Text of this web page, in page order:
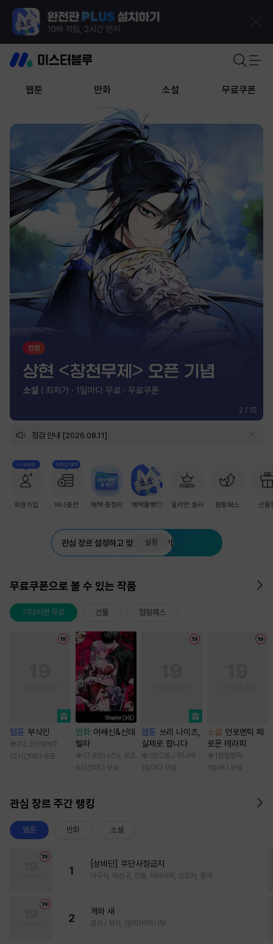
웹툰 만화 소설 무료쿠폰
2 / 15
점검 안내 [2026.08.11]
+1,000원
회원가입
첫충전 혜택
머니충전 혜택 총정리 혜택몰빵💘 밀리언 셀러 점핑패스 선물
관심 장르 설정하고 맞춤 추천 받기
설정
무료쿠폰으로 볼 수 있는 작품
기다리면 무료 선물 점핑패스
웹툰 부식인
92.3만 임애주
12시간마다 무료
만화 어쌔신&신데
렐라
17.8만 나츠노 유조
6시간마다 무료
웹툰 쓰리 나이츠,
실제로 합니다
1만 고토 / 두나래
1일마다 무료
소설 언로맨틱 페
로몬 테라피
1천 망랑독
1일마다 무료
관심 장르 주간 랭킹
웹툰 만화 소설
1
[성비단] 무단사정금지
마규식, 피상구, 진월, 테리야끼, 오프카, 뚱개
2
개와 새
정각 / 정각, (원작)박하사탕